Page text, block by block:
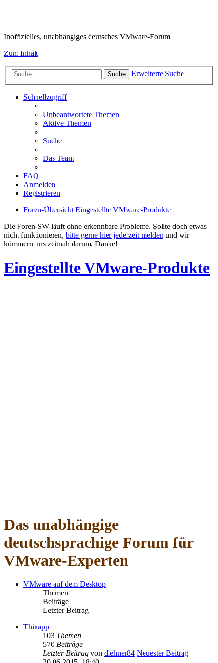
Inoffizielles, unabhängiges deutsches VMware-Forum
Zum Inhalt
Suche Erweiterte Suche
Schnellzugriff
Unbeantwortete Themen
Aktive Themen
Suche
Das Team
FAQ
Anmelden
Registrieren
Foren-Übersicht Eingestellte VMware-Produkte
Die Foren-SW läuft ohne erkennbare Probleme. Sollte doch etwas
nicht funktionieren, bitte gerne hier jederzeit melden und wir
kümmern uns zeitnah darum. Danke!
Eingestellte VMware-Produkte
Das unabhängige
deutschsprachige Forum für
VMware-Experten
VMware auf dem Desktop
Themen
Beiträge
Letzter Beitrag
Thinapp
103 Themen
570 Beiträge
Letzter Beitrag von dlehner84 Neuester Beitrag